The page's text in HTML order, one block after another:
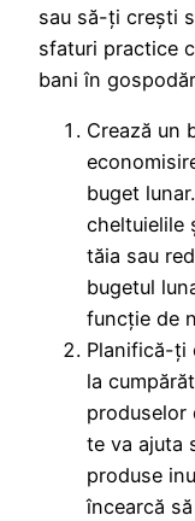
sau să-ți crești
sfaturi practice
bani în
Crează un
buget
cheltuielile
tăia sau
bugetul
funcție de
Planifică-ți
la
produselor
te va ajuta
produse
încearcă